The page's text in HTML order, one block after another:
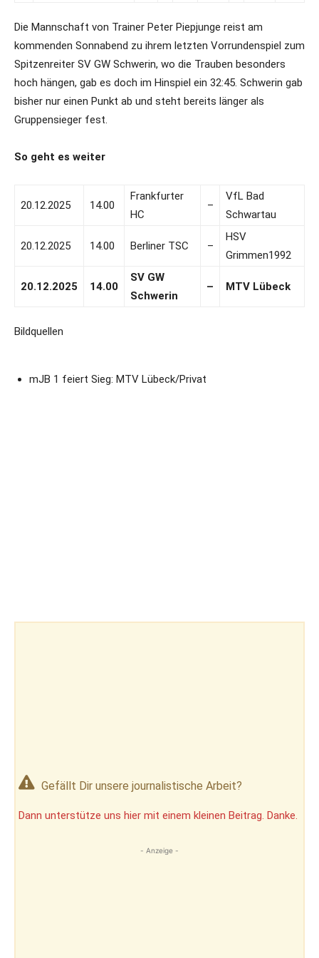
Die Mannschaft von Trainer Peter Piepjunge reist am
kommenden Sonnabend zu ihrem letzten Vorrundenspiel zum
Spitzenreiter SV GW Schwerin, wo die Trauben besonders
hoch hängen, gab es doch im Hinspiel ein 32:45. Schwerin gab
bisher nur einen Punkt ab und steht bereits länger als
Gruppensieger fest.
So geht es weiter
20.12.2025 14.00
Frankfurter
HC
–
VfL Bad
Schwartau
20.12.2025 14.00 Berliner TSC –
HSV
Grimmen1992
20.12.2025 14.00
SV GW
Schwerin
– MTV Lübeck
Bildquellen
mJB 1 feiert Sieg: MTV Lübeck/Privat
Gefällt Dir unsere journalistische Arbeit?
Dann unterstütze uns hier mit einem kleinen Beitrag. Danke.
- Anzeige -